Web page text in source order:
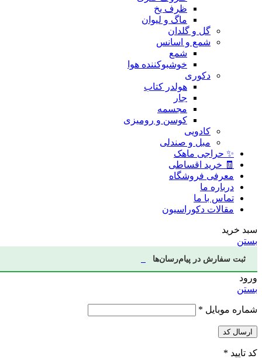
ظرف یخ
ماگ و لیوان
گل و گلدان
شمع و اسانس
شمع
خوشبوکننده هوا
دکوری
هولدر کتاب
جار
مجسمه
کوسن و رومیزی
کادویی
مبل و صندلی
✨ حراجی ماهک
🧾 خرید اقساطی
معرفی فروشگاه
درباره ما
تماس با ما
مقالات دکوراسیون
سبد خرید
بستن
ثبت سفارش در پیام‌رسان‌ها
ورود
بستن
شماره موبایل *
ارسال کد
کد تایید *